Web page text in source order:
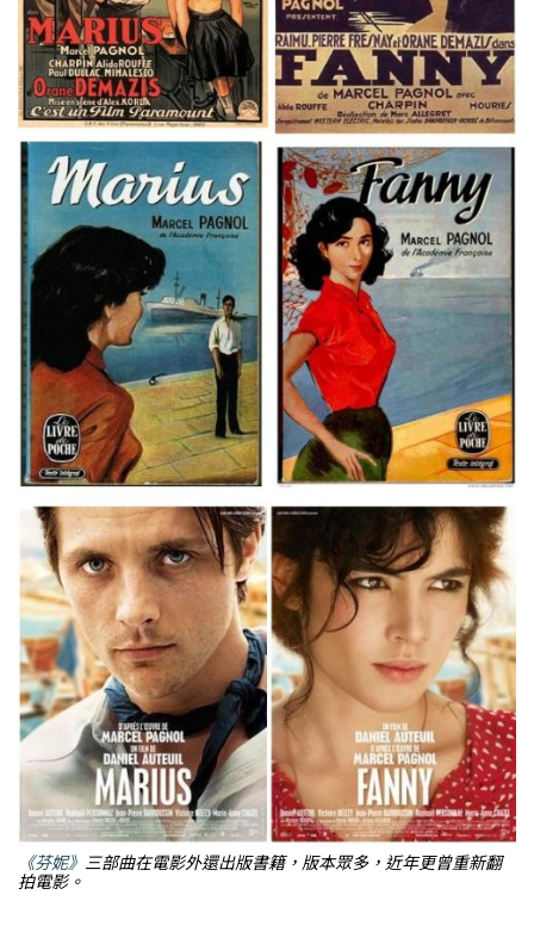
《芬妮》三部曲在電影外還出版書籍，版本眾多，近年更曾重新翻
拍電影。